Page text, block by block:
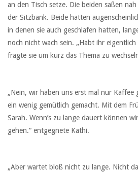
an den Tisch setze. Die beiden saßen
der Sitzbank. Beide hatten
in denen sie auch geschlafen hatten,
noch nicht wach sein. „Habt ihr
fragte sie um kurz das Thema zu
„Nein, wir haben uns erst mal nur Kaffee
ein wenig gemütlich gemacht. Mit dem
Sarah. Wenn’s zu lange dauert können
gehen.“ entgegnete Kathi.
„Aber wartet bloß nicht zu lange. Nicht